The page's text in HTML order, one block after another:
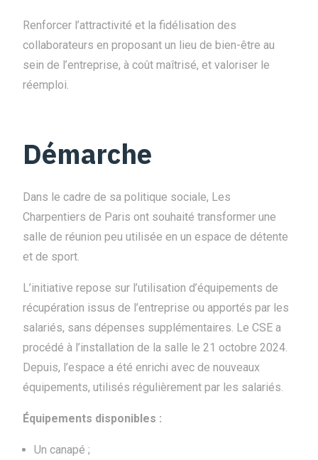
Renforcer l’attractivité et la fidélisation des
collaborateurs en proposant un lieu de bien-être au
sein de l’entreprise, à coût maîtrisé, et valoriser le
réemploi.
Démarche
Dans le cadre de sa politique sociale, Les
Charpentiers de Paris ont souhaité transformer une
salle de réunion peu utilisée en un espace de détente
et de sport.
L’initiative repose sur l’utilisation d’équipements de
récupération issus de l’entreprise ou apportés par les
salariés, sans dépenses supplémentaires. Le CSE a
procédé à l’installation de la salle le 21 octobre 2024.
Depuis, l’espace a été enrichi avec de nouveaux
équipements, utilisés régulièrement par les salariés.
Équipements disponibles :
Un canapé ;